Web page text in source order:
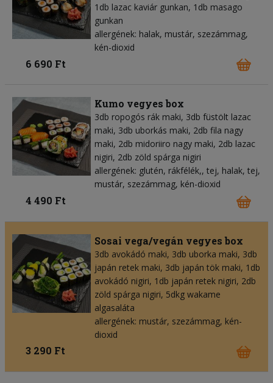
1db lazac kaviár gunkan, 1db masago
gunkan
allergének: halak, mustár, szezámmag,
kén-dioxid
6 690 Ft
Kumo vegyes box
3db ropogós rák maki, 3db füstölt lazac
maki, 3db uborkás maki, 2db fila nagy
maki, 2db midoriiro nagy maki, 2db lazac
nigiri, 2db zöld spárga nigiri
allergének: glutén, rákfélék,, tej, halak, tej,
mustár, szezámmag, kén-dioxid
4 490 Ft
Sosai vega/vegán vegyes box
3db avokádó maki, 3db uborka maki, 3db
japán retek maki, 3db japán tök maki, 1db
avokádó nigiri, 1db japán retek nigiri, 2db
zöld spárga nigiri, 5dkg wakame
algasaláta
allergének: mustár, szezámmag, kén-
dioxid
3 290 Ft